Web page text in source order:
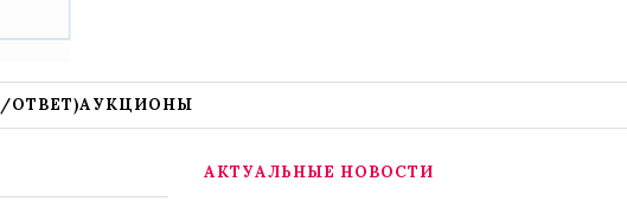
ОТВЕТ)АУКЦИОНЫ
АКТУАЛЬНЫЕ НОВОСТИ